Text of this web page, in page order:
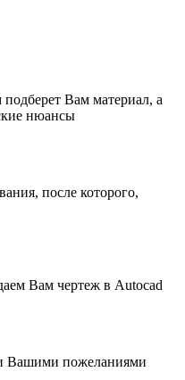
Вам материал, а
нюансы
после которого,
Вам чертеж в Autocad
Вашими пожеланиями